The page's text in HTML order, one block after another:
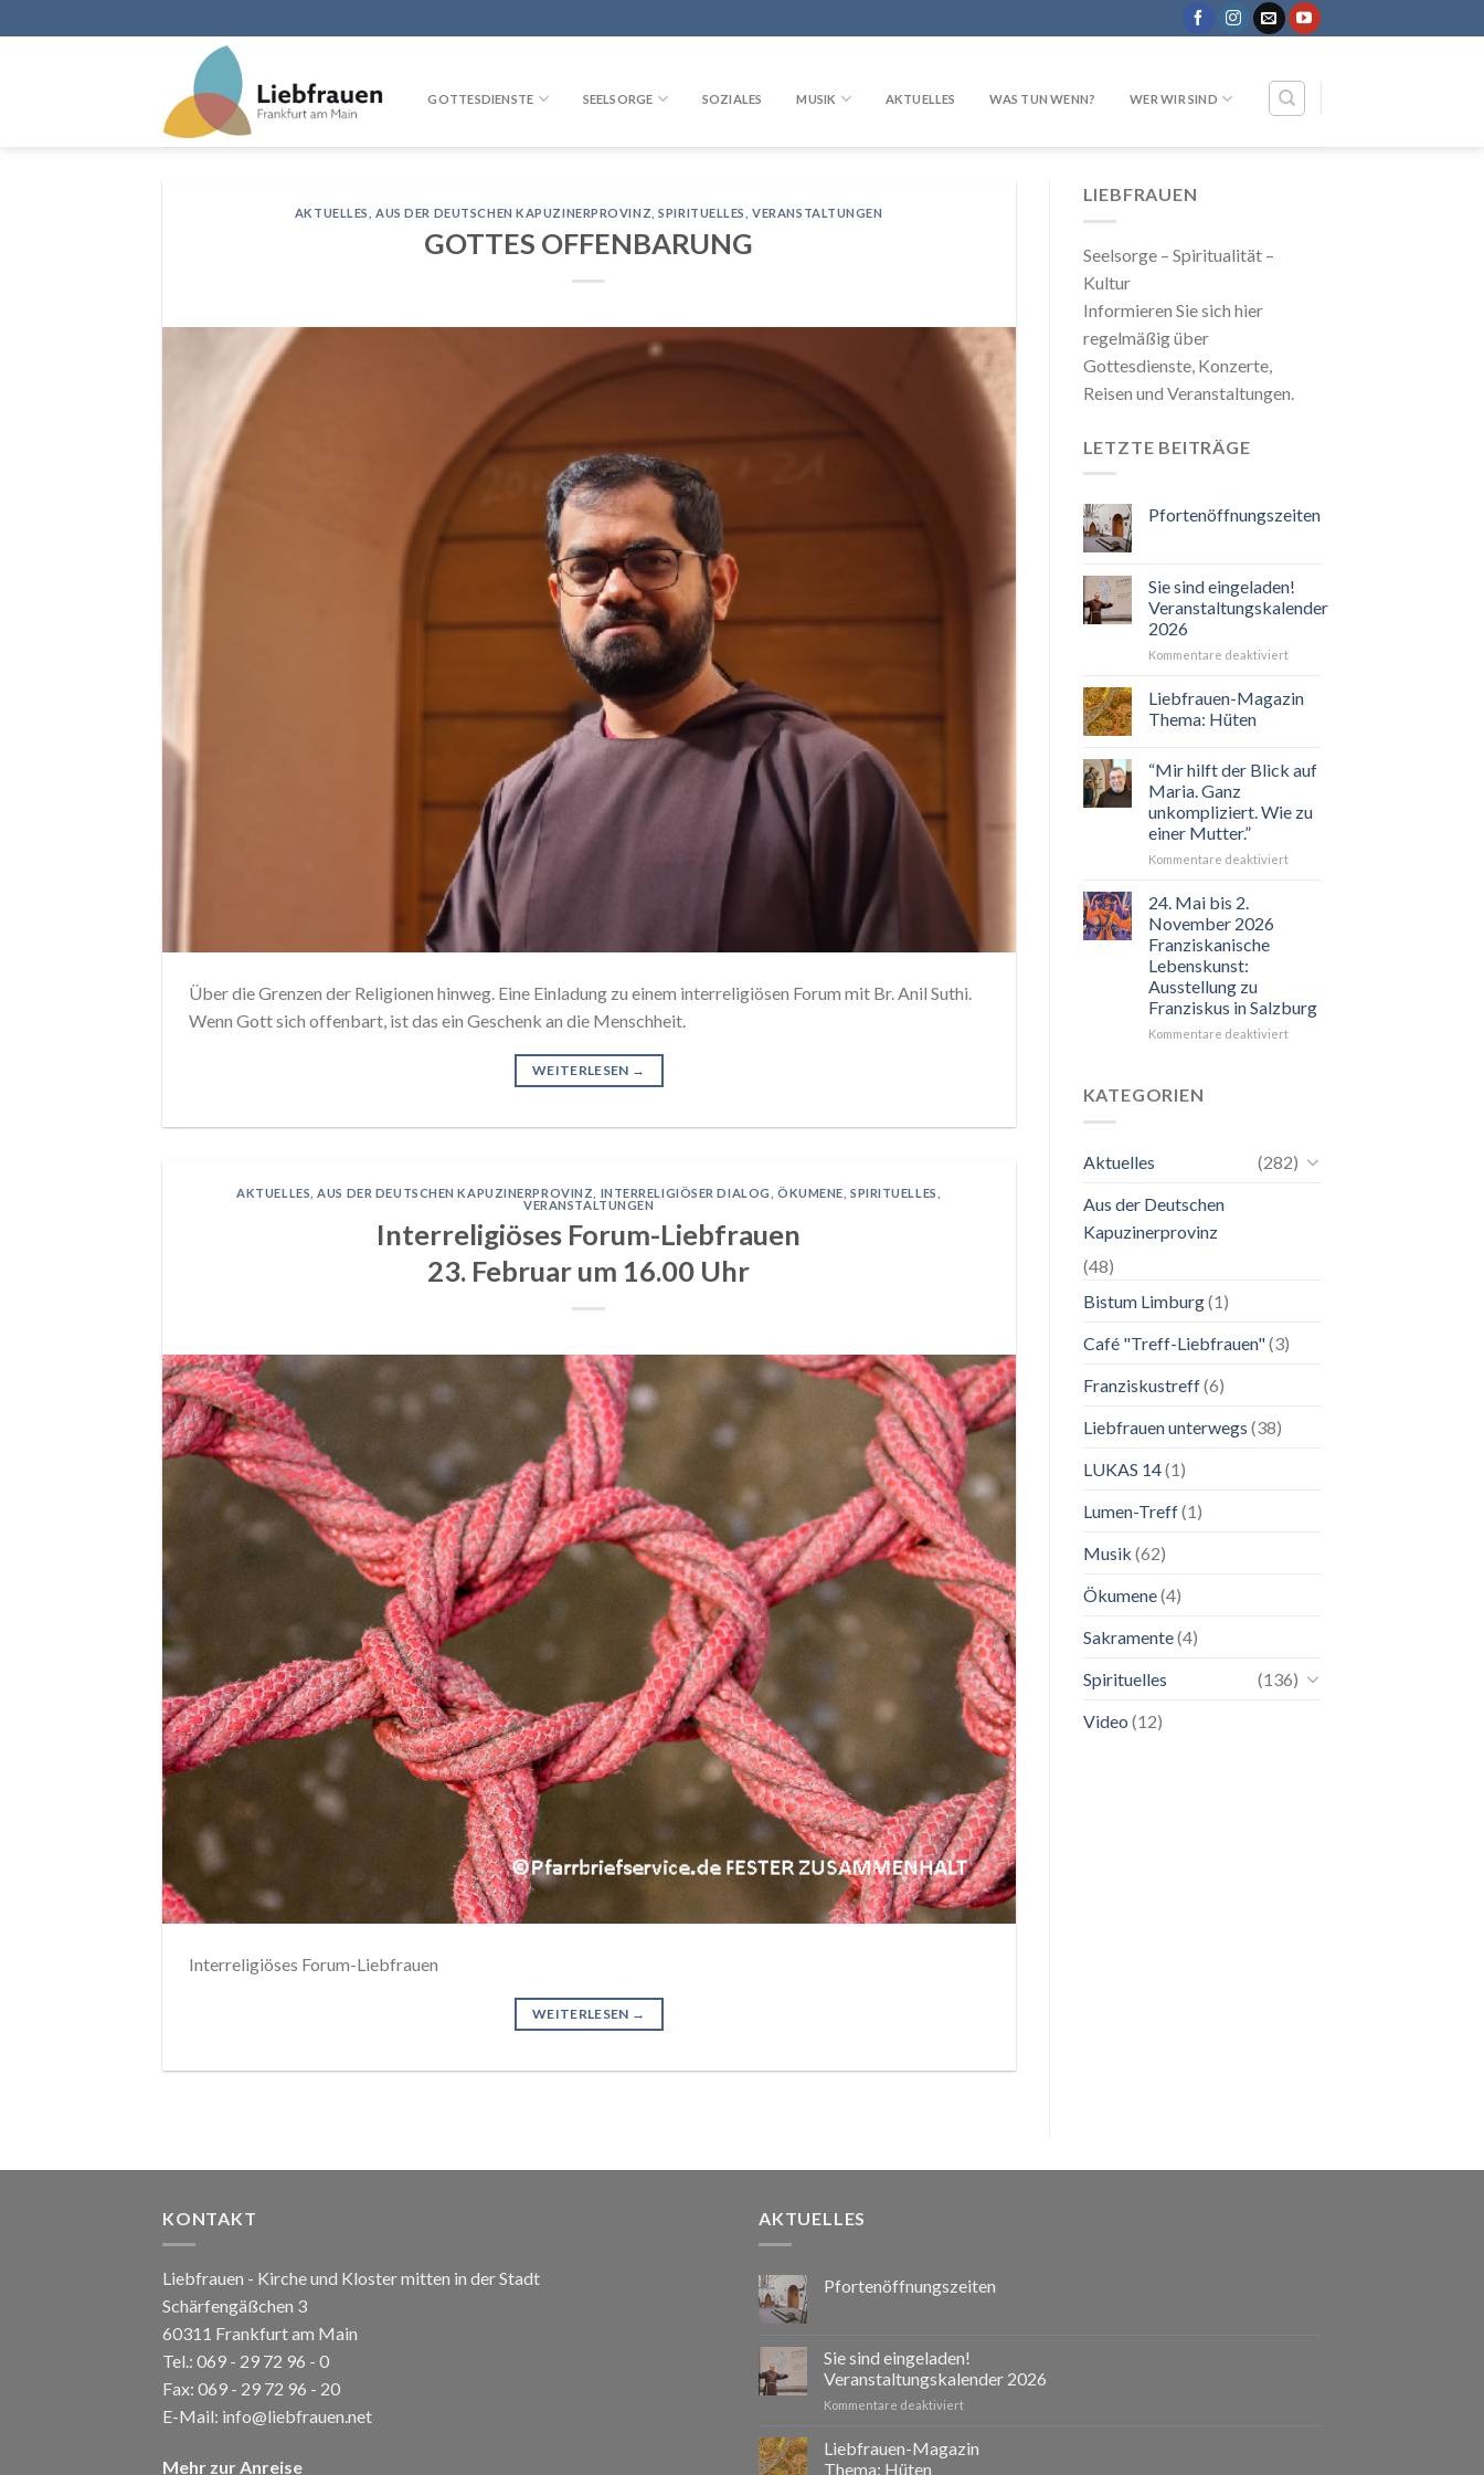
to
GOTTESDIENSTE SEELSORGE SOZIALES MUSIK AKTUELLES WAS TUN WENN? WER WIR SIND
AKTUELLES ,AUS DER DEUTSCHEN KAPUZINERPROVINZ ,SPIRITUELLES ,VERANSTALTUNGEN
GOTTES OFFENBARUNG
Über die Grenzen der Religionen hinweg. Eine Einladung zu einem interreligiösen Forum mit Br. Anil Suthi.
Wenn Gott sich offenbart, ist das ein Geschenk an die Menschheit.
WEITERLESEN →
AKTUELLES AUS DER DEUTSCHEN KAPUZINERPROVINZ INTERRELIGIÖSER DIALOG ÖKUMENE ,SPIRITUELLES
VERANSTALTUNGEN
Interreligiöses Forum-Liebfrauen
23. Februar um 16.00 Uhr
Interreligiöses Forum-Liebfrauen
WEITERLESEN →
LIEBFRAUEN
Seelsorge – Spiritualität –
Kultur
Informieren Sie sich hier
regelmäßig über
Gottesdienste, Konzerte,
Reisen und Veranstaltungen.
LETZTE BEITRÄGE
Pfortenöffnungszeiten
Sie sind eingeladen!
Veranstaltungskalender
2026
Kommentare deaktiviertfür
sind
Liebfrauen-Magazin
Thema: Hüten
“Mir hilft der Blick auf
Maria. Ganz
unkompliziert. Wie zu
einer Mutter.”
Kommentare deaktiviertfür
unkompliziert.
24. Mai bis 2.
November 2026
Franziskanische
Lebenskunst:
Ausstellung zu
Franziskus in Salzburg
Kommentare deaktiviertfür
Franziskanische
KATEGORIEN
Aktuelles
(282)
Aus der Deutschen
Kapuzinerprovinz
(48)
Bistum Limburg(1)
Café "Treff-Liebfrauen"(3)
Franziskustreff(6)
Liebfrauen unterwegs (38)
LUKAS 14(1)
Lumen-Treff(1)
Musik (62)
Ökumene(4)
Sakramente(4)
Spirituelles
(136)
Video (12)
KONTAKT
Liebfrauen - Kirche und Kloster mitten in der Stadt
Schärfengäßchen 3
60311 Frankfurt am Main
Tel.: 069 - 29 72 96 - 0
Fax: 069 - 29 72 96 - 20
E-Mail: info@liebfrauen.net
Mehr zur Anreise
AKTUELLES
Pfortenöffnungszeiten
Sie sind eingeladen!
Veranstaltungskalender 2026
Kommentare deaktiviertfür
sind
Liebfrauen-Magazin
Thema: Hüten